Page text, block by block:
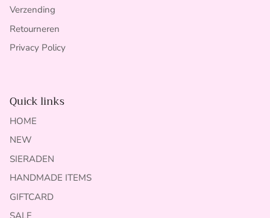
Verzending
Retourneren
Privacy Policy
Quick links
HOME
NEW
SIERADEN
HANDMADE ITEMS
GIFTCARD